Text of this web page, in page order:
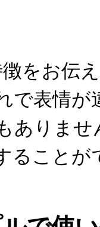
をお伝
で表情が
ありま
ることが